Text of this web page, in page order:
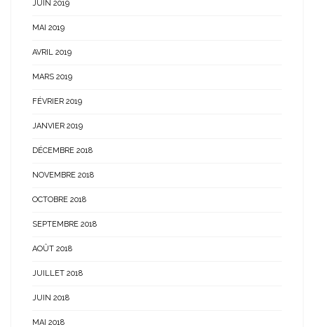
JUIN 2019
MAI 2019
AVRIL 2019
MARS 2019
FÉVRIER 2019
JANVIER 2019
DÉCEMBRE 2018
NOVEMBRE 2018
OCTOBRE 2018
SEPTEMBRE 2018
AOÛT 2018
JUILLET 2018
JUIN 2018
MAI 2018